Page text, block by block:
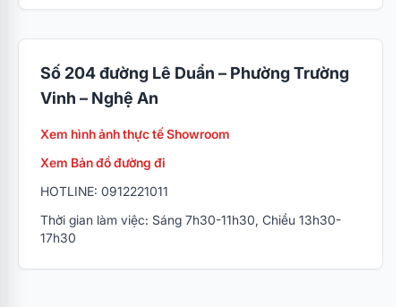
Số 204 đường Lê Duẩn – Phường Trường
Vinh – Nghệ An
Xem hình ảnh thực tế Showroom
Xem Bản đồ đường đi
HOTLINE: 0912221011
Thời gian làm việc: Sáng 7h30-11h30, Chiều 13h30-
17h30